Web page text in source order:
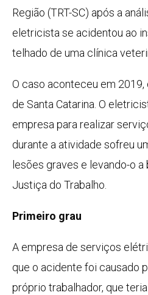
Região (TRT-SC) após a
eletricista se acidentou ao
telhado de uma clínica
O caso aconteceu em
de Santa Catarina. O
empresa para realizar
durante a atividade sofreu
lesões graves e levando-o
Justiça do Trabalho.
Primeiro grau
A empresa de serviços
que o acidente foi causado
próprio trabalhador, que